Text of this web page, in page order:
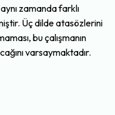
zamanda farklı
Üç dilde atasözlerini
bu çalışmanın
varsaymaktadır.